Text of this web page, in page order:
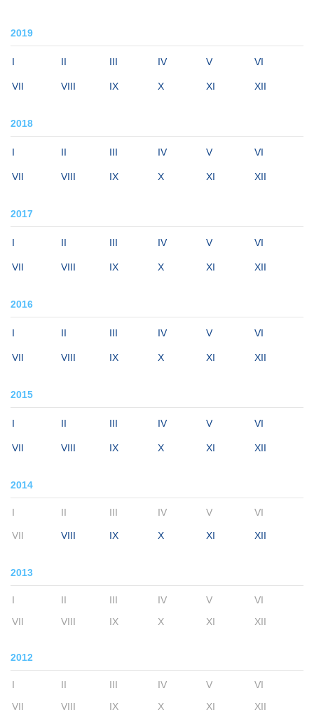
2019
I II III IV V VI
VII VIII IX X XI XII
2018
I II III IV V VI
VII VIII IX X XI XII
2017
I II III IV V VI
VII VIII IX X XI XII
2016
I II III IV V VI
VII VIII IX X XI XII
2015
I II III IV V VI
VII VIII IX X XI XII
2014
I II III IV V VI
VII VIII IX X XI XII
2013
I II III IV V
VI
VII
VIII IX X XI XII
2012
I II III IV V
VI
VII
VIII IX X XI XII